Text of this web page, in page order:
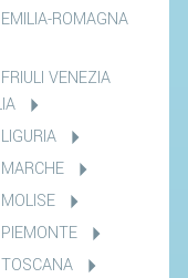
ROMAGNA
VENEZIA